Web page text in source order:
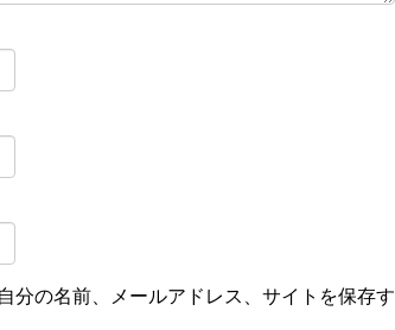
分の名前、メールアドレス、サイトを保存す